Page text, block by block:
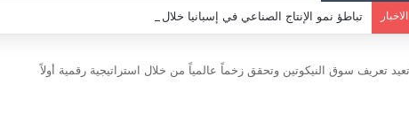
تباطؤ نمو الإنتاج الصناعي في إسبانيا خلال يونيو
تعريف سوق النيكوتين وتحقق زخماً عالمياً من خلال استراتيجية رقمية أولاً